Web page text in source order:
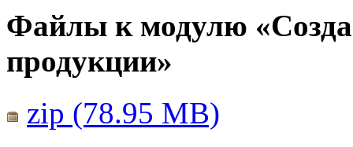
Файлы к модулю
продукции»
zip (78.95 MB)